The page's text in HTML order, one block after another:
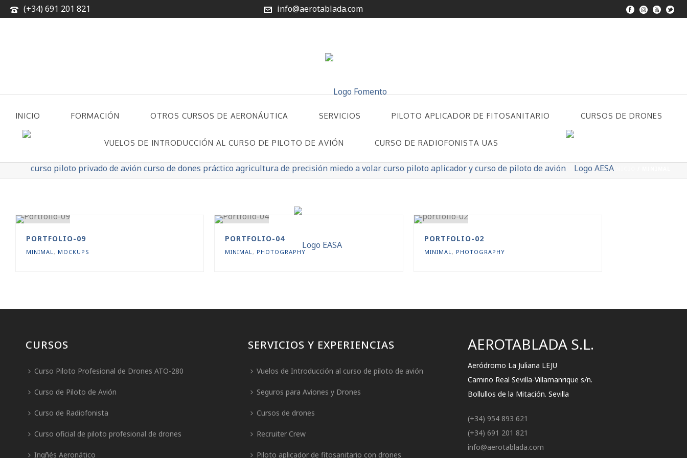
(+34) 691 201 821 info@aerotablada.com
INICIO FORMACIÓN OTROS CURSOS DE AERONÁUTICA SERVICIOS PILOTO APLICADOR DE FITOSANITARIO CURSOS DE DRONES
VUELOS DE INTRODUCCIÓN AL CURSO DE PILOTO DE AVIÓN CURSO DE RADIOFONISTA UAS
INICIO
PORTFOLIO-09
MINIMAL, MOCKUPS
PORTFOLIO-04
MINIMAL, PHOTOGRAPHY
PORTFOLIO-02
MINIMAL, PHOTOGRAPHY
CURSOS
Curso Piloto Profesional de Drones ATO-280
Curso de Piloto de Avión
Curso de Radiofonista
Curso oficial de piloto profesional de drones
Ingñés Aeronático
SERVICIOS Y EXPERIENCIAS
Vuelos de Introducción al curso de piloto de avión
Seguros para Aviones y Drones
Cursos de drones
Recruiter Crew
Piloto aplicador de fitosanitario con drones
AEROTABLADA S.L.
Aeródromo La Juliana LEJU
Camino Real Sevilla-Villamanrique s/n.
Bollullos de la Mitación. Sevilla
(+34) 954 893 621
(+34) 691 201 821
info@aerotablada.com